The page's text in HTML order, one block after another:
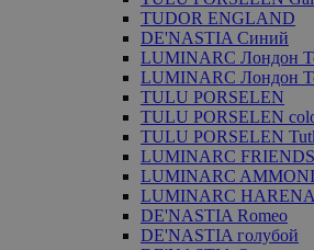
TUDOR ENGLAND
DE'NASTIA Синий
LUMINARC Лондон
LUMINARC Лондон
TULU PORSELEN
TULU PORSELEN
TULU PORSELEN
LUMINARC
LUMINARC
LUMINARC HARENA
DE'NASTIA Romeo
DE'NASTIA голубой